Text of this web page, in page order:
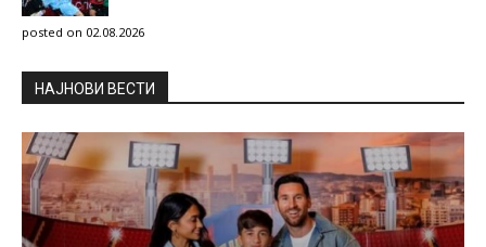
posted on 02.08.2026
НAЈНОВИ ВЕСТИ